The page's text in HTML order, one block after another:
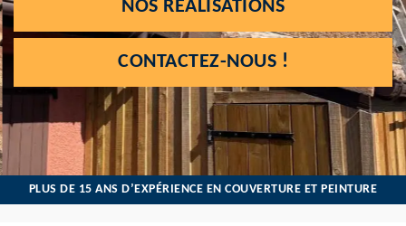
NOS RÉALISATIONS
CONTACTEZ-NOUS !
PLUS DE 15 ANS D’EXPÉRIENCE EN COUVERTURE ET PEINTURE